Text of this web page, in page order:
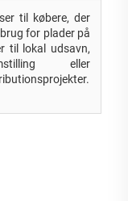
til købere, der
for plader på
til lokal udsavn,
eller